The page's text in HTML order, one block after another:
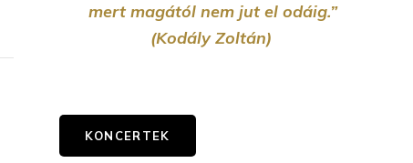
mert magától nem jut el odáig.”
(Kodály Zoltán)
KONCERTEK